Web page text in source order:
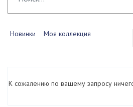
Новинки Моя коллекция
К сожалению по вашему запросу